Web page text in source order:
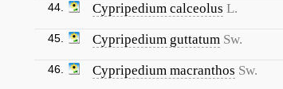
44. Cypripedium calceolus L.
45.
Cypripedium guttatum Sw.
46.
Cypripedium macranthos Sw.